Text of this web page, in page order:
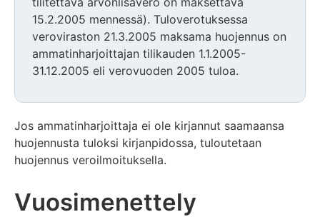
15.2.2005 mennessä). Tuloverotuksessa
veroviraston 21.3.2005 maksama huojennus on
ammatinharjoittajan tilikauden 1.1.2005-
31.12.2005 eli verovuoden 2005 tuloa.
Jos ammatinharjoittaja ei ole kirjannut saamaansa
huojennusta tuloksi kirjanpidossa, tuloutetaan
huojennus veroilmoituksella.
Vuosimenettely